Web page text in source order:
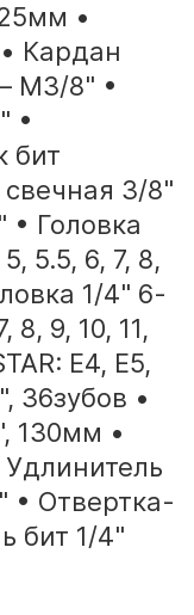
•
Кардан
М3/8" •
•
бит
3/8"
• Головка
5.5, 6, 7, 8,
1/4" 6-
8, 9, 10, 11,
Е4, Е5,
36зубов •
130мм •
• Отвертка-
бит 1/4"